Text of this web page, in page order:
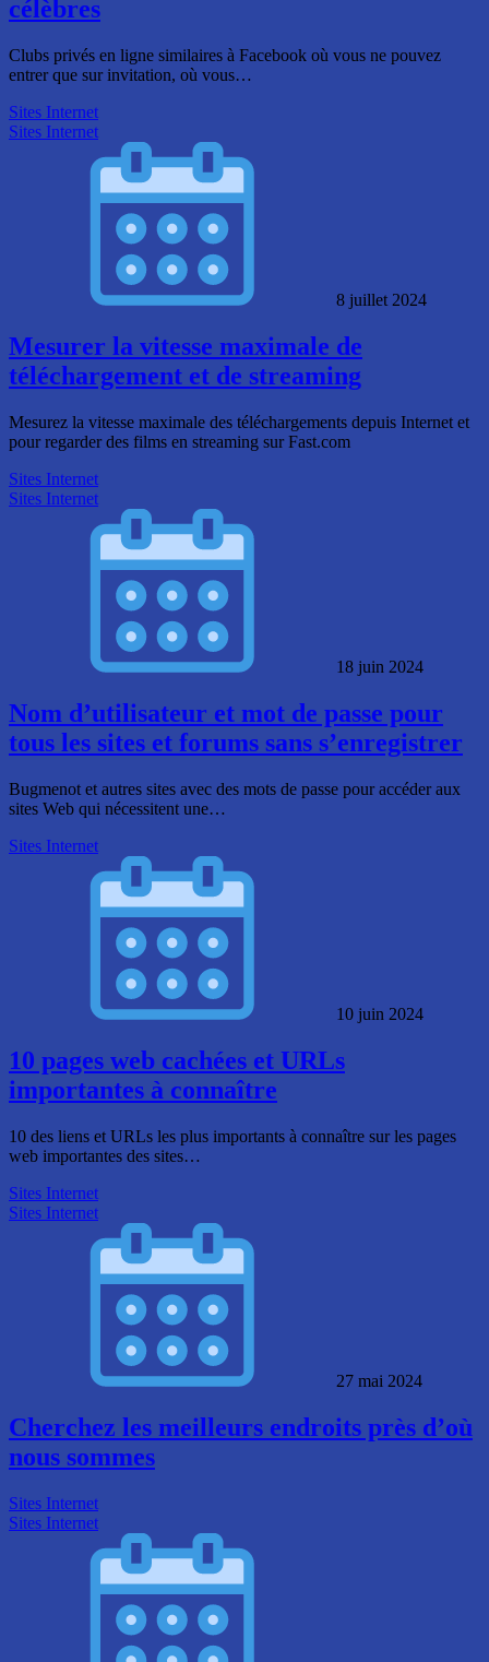
célèbres
Clubs privés en ligne similaires à Facebook où vous ne pouvez
entrer que sur invitation, où vous…
Sites Internet
Sites Internet
8 juillet 2024
Mesurer la vitesse maximale de
téléchargement et de streaming
Mesurez la vitesse maximale des téléchargements depuis Internet et
pour regarder des films en streaming sur Fast.com
Sites Internet
Sites Internet
18 juin 2024
Nom d’utilisateur et mot de passe pour
tous les sites et forums sans s’enregistrer
Bugmenot et autres sites avec des mots de passe pour accéder aux
sites Web qui nécessitent une…
Sites Internet
10 juin 2024
10 pages web cachées et URLs
importantes à connaître
10 des liens et URLs les plus importants à connaître sur les pages
web importantes des sites…
Sites Internet
Sites Internet
27 mai 2024
Cherchez les meilleurs endroits près d’où
nous sommes
Sites Internet
Sites Internet